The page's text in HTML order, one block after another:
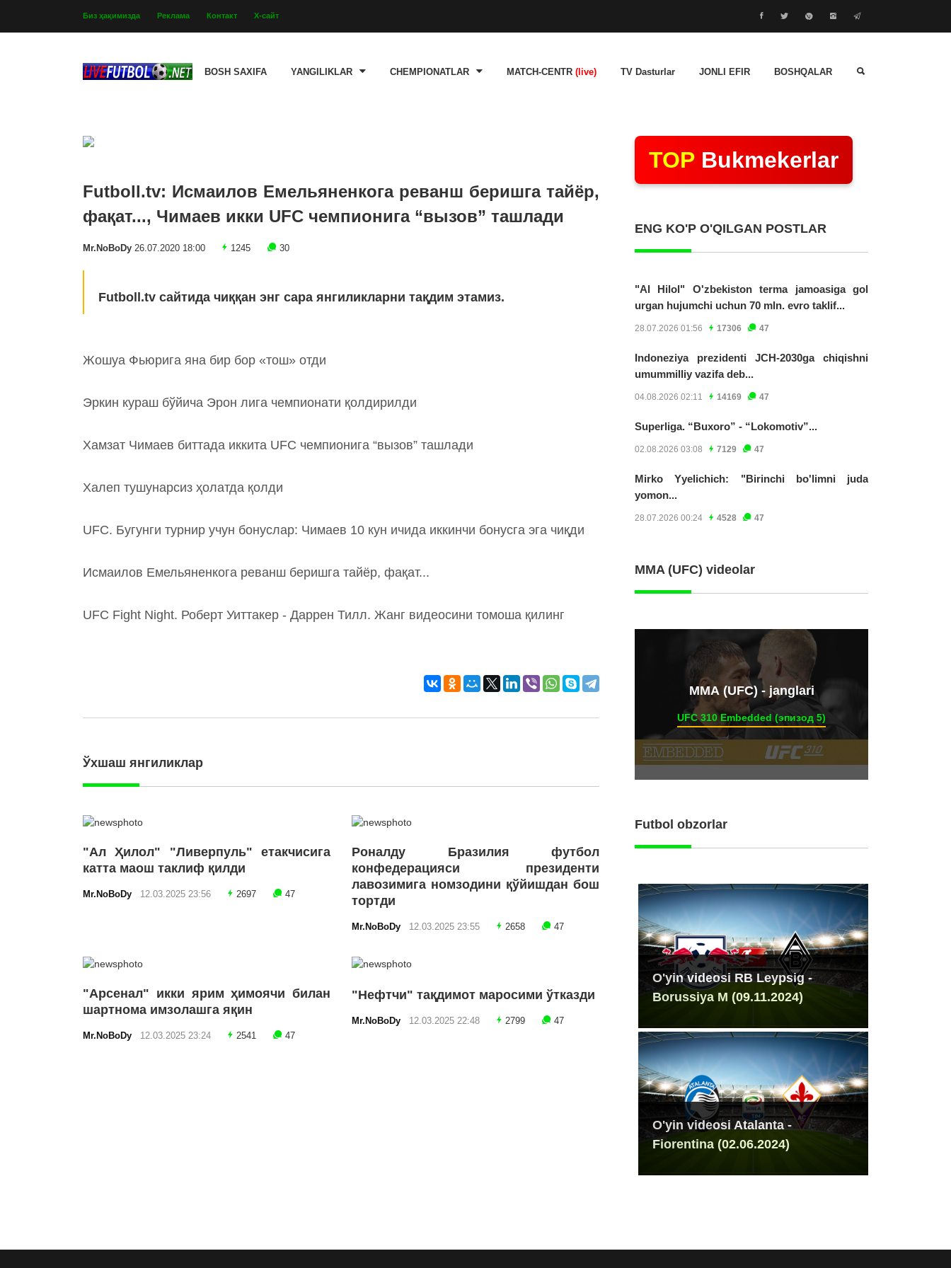
Биз ҳақимизда Реклама Контакт Х-сайт
BOSH SAXIFA YANGILIKLAR CHEMPIONATLAR MATCH-CENTR (live) TV Dasturlar JONLI EFIR BOSHQALAR
Futboll.tv: Исмаилов Емельяненкога реванш беришга тайёр,
фақат..., Чимаев икки UFC чемпионига “вызов” ташлади
Mr.NoBoDy 26.07.2020 18:00 1245 30
Futboll.tv сайтида чиққан энг сара янгиликларни тақдим этамиз.
Жошуа Фьюрига яна бир бор «тош» отди
Эркин кураш бўйича Эрон лига чемпионати қолдирилди
Хамзат Чимаев биттада иккита UFC чемпионига “вызов” ташлади
Халеп тушунарсиз ҳолатда қолди
UFC. Бугунги турнир учун бонуслар: Чимаев 10 кун ичида иккинчи бонусга эга чиқди
Исмаилов Емельяненкога реванш беришга тайёр, фақат...
UFC Fight Night. Роберт Уиттакер - Даррен Тилл. Жанг видеосини томоша қилинг
Ўхшаш янгиликлар
"Ал Ҳилол" "Ливерпуль" етакчисига
катта маош таклиф қилди
Mr.NoBoDy 12.03.2025 23:56 2697 47
Роналду Бразилия футбол
конфедерацияси президенти
лавозимига номзодини қўйишдан бош
тортди
Mr.NoBoDy 12.03.2025 23:55 2658 47
"Арсенал" икки ярим ҳимоячи билан
шартнома имзолашга яқин
Mr.NoBoDy 12.03.2025 23:24 2541 47
"Нефтчи" тақдимот маросими ўтказди
Mr.NoBoDy 12.03.2025 22:48 2799 47
TOP Bukmekerlar
ENG KO'P O'QILGAN POSTLAR
"Al Hilol" O'zbekiston terma jamoasiga gol
urgan hujumchi uchun 70 mln. evro taklif...
28.07.2026 01:56 17306 47
Indoneziya prezidenti JCH-2030ga chiqishni
umummilliy vazifa deb...
04.08.2026 02:11 14169 47
Superliga. “Buxoro” - “Lokomotiv”...
02.08.2026 03:08 7129 47
Mirko Yyelichich: "Birinchi bo'limni juda
yomon...
28.07.2026 00:24 4528 47
MMA (UFC) videolar
ММА (UFC) - janglari
UFC 310 Embedded (эпизод 5)
Futbol obzorlar
O'yin videosi RB Leypsig -
Borussiya M (09.11.2024)
O'yin videosi Atalanta -
Fiorentina (02.06.2024)